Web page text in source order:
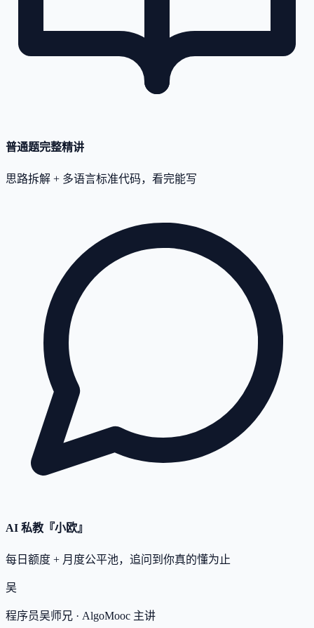
普通题完整精讲
思路拆解 + 多语言标准代码，看完能写
AI 私教『小欧』
每日额度 + 月度公平池，追问到你真的懂为止
吴
程序员吴师兄 · AlgoMooc 主讲